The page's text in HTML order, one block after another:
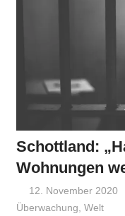
Schottland:
Wohnungen
12. November 2020
Überwachung, Welt